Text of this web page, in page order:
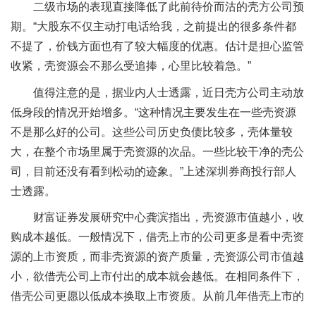
二级市场的表现直接降低了此前待价而沽的壳方公司预
期。“大股东不仅主动打电话给我，之前提出的很多条件都
不提了，价钱方面也有了较大幅度的优惠。估计是担心监管
收紧，壳资源会不那么受追捧，心里比较着急。”
值得注意的是，据业内人士透露，近日壳方公司主动放
低身段的情况开始增多。“这种情况主要发生在一些壳资源
不是那么好的公司。这些公司历史负债比较多，壳体量较
大，在整个市场里属于壳资源的次品。一些比较干净的壳公
司，目前还没有看到松动的迹象。”上述深圳券商投行部人
士透露。
财富证券发展研究中心龚滨指出，壳资源市值越小，收
购成本越低。一般情况下，借壳上市的公司更多是看中壳资
源的上市资质，而非壳资源的资产质量，壳资源公司市值越
小，欲借壳公司上市付出的成本就会越低。在相同条件下，
借壳公司更愿以低成本换取上市资质。从前几年借壳上市的